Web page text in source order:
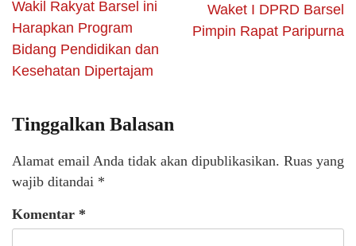
Wakil Rakyat Barsel ini
Harapkan Program
Bidang Pendidikan dan
Kesehatan Dipertajam
Waket I DPRD Barsel
Pimpin Rapat Paripurna
Tinggalkan Balasan
Alamat email Anda tidak akan dipublikasikan. Ruas yang
wajib ditandai *
Komentar *